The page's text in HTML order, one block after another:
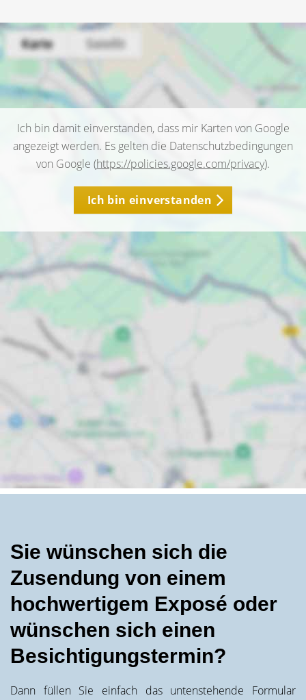
Ich bin damit einverstanden, dass mir Karten von Google
angezeigt werden. Es gelten die Datenschutzbedingungen
von Google (https://policies.google.com/privacy).
Ich bin einverstanden
Sie wünschen sich die
Zusendung von einem
hochwertigem Exposé oder
wünschen sich einen
Besichtigungstermin?
Dann füllen Sie einfach das untenstehende Formular